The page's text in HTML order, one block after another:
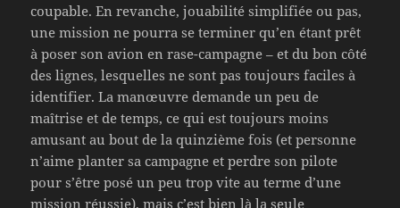
coupable. En revanche, jouabilité simplifiée ou pas,
une mission ne pourra se terminer qu’en étant prêt
à poser son avion en rase-campagne – et du bon côté
des lignes, lesquelles ne sont pas toujours faciles à
identifier. La manœuvre demande un peu de
maîtrise et de temps, ce qui est toujours moins
amusant au bout de la quinzième fois (et personne
n’aime planter sa campagne et perdre son pilote
pour s’être posé un peu trop vite au terme d’une
mission réussie), mais c’est bien là la seule